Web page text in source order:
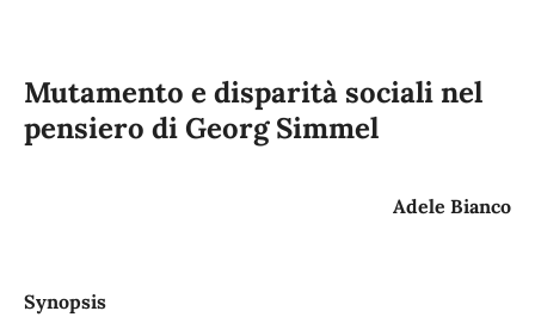
Mutamento e disparità sociali nel
pensiero di Georg Simmel
Adele Bianco
Synopsis